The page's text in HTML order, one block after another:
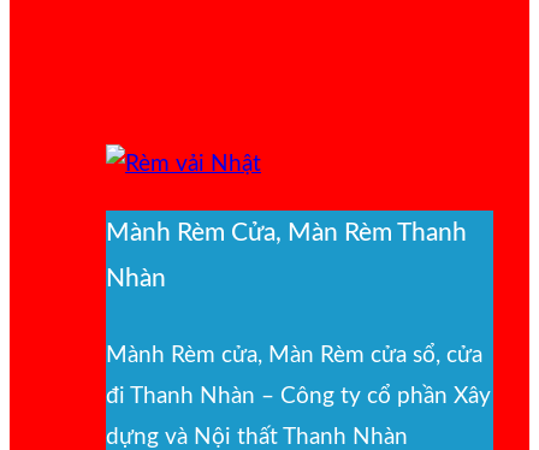
Mành Rèm Cửa, Màn Rèm Thanh
Nhàn
Mành Rèm cửa, Màn Rèm cửa sổ, cửa
đi Thanh Nhàn – Công ty cổ phần Xây
dựng và Nội thất Thanh Nhàn